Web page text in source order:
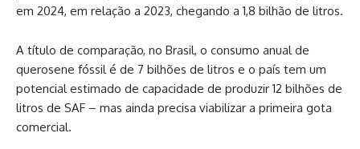
em 2024, em relação a 2023, chegando a 1,8 bilhão de litros.
A título de comparação, no Brasil, o consumo anual de
querosene fóssil é de 7 bilhões de litros e o país tem um
potencial estimado de capacidade de produzir 12 bilhões de
litros de SAF – mas ainda precisa viabilizar a primeira gota
comercial.